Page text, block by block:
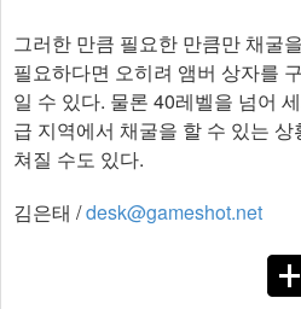
그러한 만큼 필요한 만큼만 채굴
필요하다면 오히려 앰버 상자를
일 수 있다. 물론 40레벨을 넘어
급 지역에서 채굴을 할 수 있는
쳐질 수도 있다.​
김은태 /desk@gameshot.net